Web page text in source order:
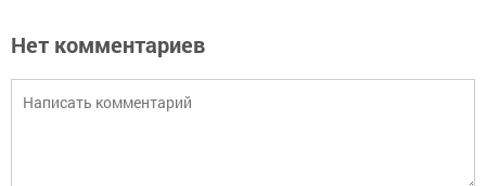
Нет комментариев